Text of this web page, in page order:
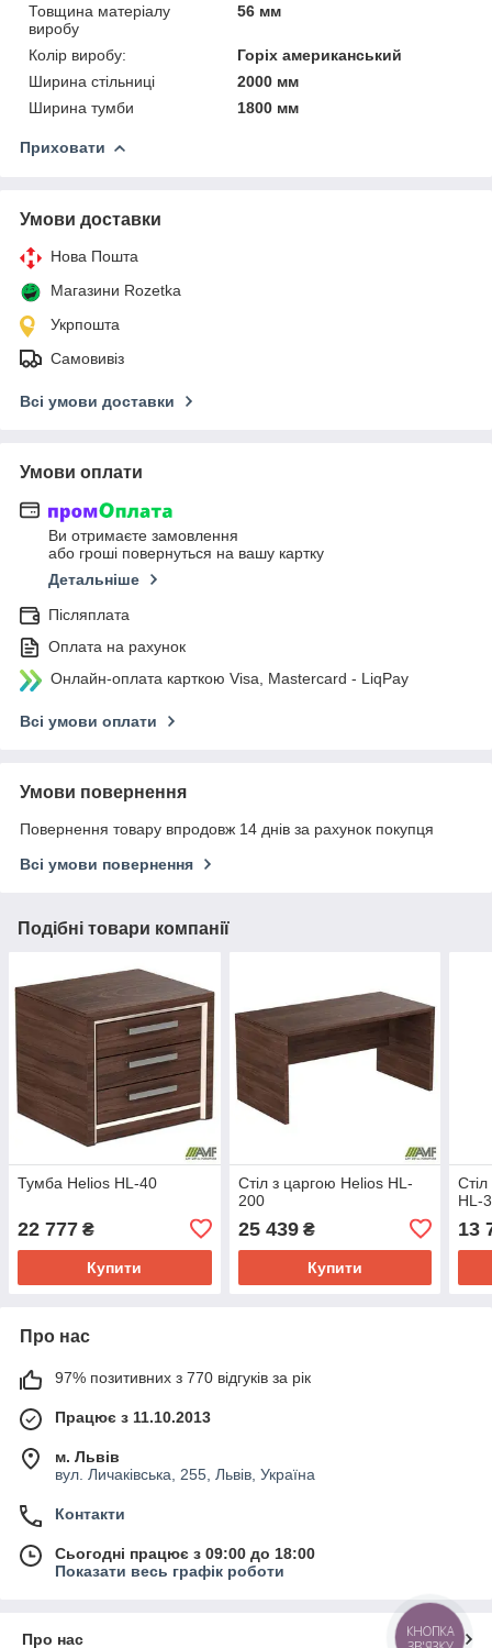
Товщина матеріалу
виробу
56 мм
Колір виробу:
Горіх американський
Ширина стільниці
2000 мм
Ширина тумби
1800 мм
Приховати
Умови доставки
Нова Пошта
Магазини Rozetka
Укрпошта
Самовивіз
Всі умови доставки
Умови оплати
Ви отримаєте замовлення
або гроші повернуться на вашу картку
Детальніше
Післяплата
Оплата на рахунок
Онлайн-оплата карткою Visa, Mastercard - LiqPay
Всі умови оплати
Умови повернення
Повернення товару впродовж 14 днів за рахунок покупця
Всі умови повернення
Подібні товари компанії
Тумба Helios HL-40
22 777 ₴
Купити
Стіл з царгою Helios HL-
200
25 439₴
Купити
HL-
13
Про нас
97% позитивних з 770 відгуків за рік
Працює з 11.10.2013
м. Львів
вул. Личаківська, 255, Львів, Україна
Контакти
Сьогодні працює з 09:00 до 18:00
Показати весь графік роботи
Про нас
КНОПКА